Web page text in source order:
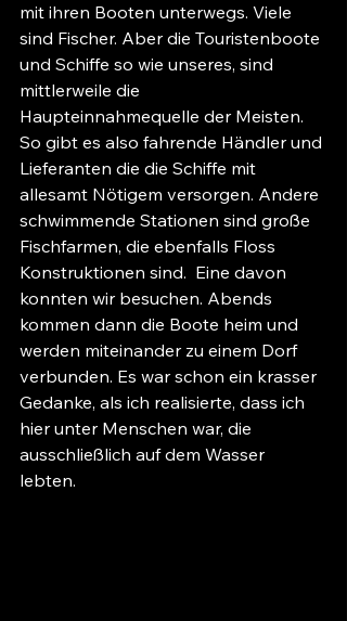
mit ihren Booten unterwegs. Viele
sind Fischer. Aber die Touristenboote
und Schiffe so wie unseres, sind
mittlerweile die
Haupteinnahmequelle der Meisten.
So gibt es also fahrende Händler und
Lieferanten die die Schiffe mit
allesamt Nötigem versorgen. Andere
schwimmende Stationen sind große
Fischfarmen, die ebenfalls Floss
Konstruktionen sind.  Eine davon
konnten wir besuchen. Abends
kommen dann die Boote heim und
werden miteinander zu einem Dorf
verbunden. Es war schon ein krasser
Gedanke, als ich realisierte, dass ich
hier unter Menschen war, die
ausschließlich auf dem Wasser
lebten.